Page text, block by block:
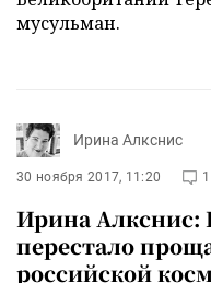
мусульман.
Ирина Алкснис
30 ноября 2017, 11:20
Ирина Алкснис:
перестало
российской